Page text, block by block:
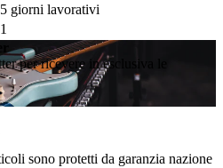
giorni lavorativi
per ricevere in esclusiva le
sono protetti da garanzia nazione